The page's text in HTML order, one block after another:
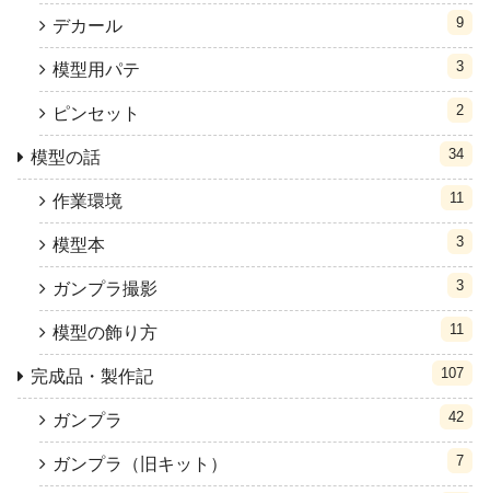
デカール 9
模型用パテ 3
ピンセット 2
模型の話 34
作業環境 11
模型本 3
ガンプラ撮影 3
模型の飾り方 11
完成品・製作記 107
ガンプラ 42
ガンプラ（旧キット） 7